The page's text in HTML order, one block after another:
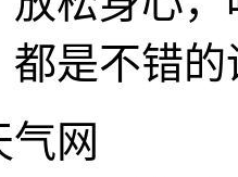
都是不错
网